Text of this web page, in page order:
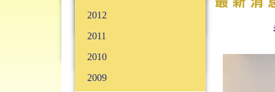
2012
2011
2010
2009